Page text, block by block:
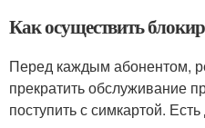
Как осуществить
Перед каждым абонентом,
прекратить обслуживание
поступить с симкартой.